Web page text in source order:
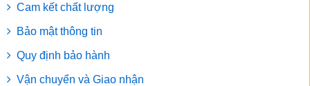
Cam kết chất lượng
Bảo mật thông tin
Quy định bảo hành
Vận chuyển và Giao nhận